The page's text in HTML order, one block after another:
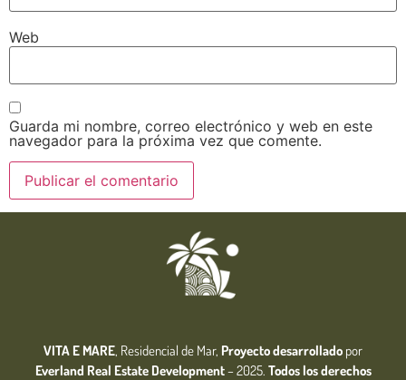
Web
Guarda mi nombre, correo electrónico y web en este
navegador para la próxima vez que comente.
VITA E MARE, Residencial de Mar, Proyecto desarrollado por
Everland Real Estate Development– 2025. Todos los derechos